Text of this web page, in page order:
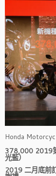
Honda
378,000 2019
光藍）
2019 二月底前